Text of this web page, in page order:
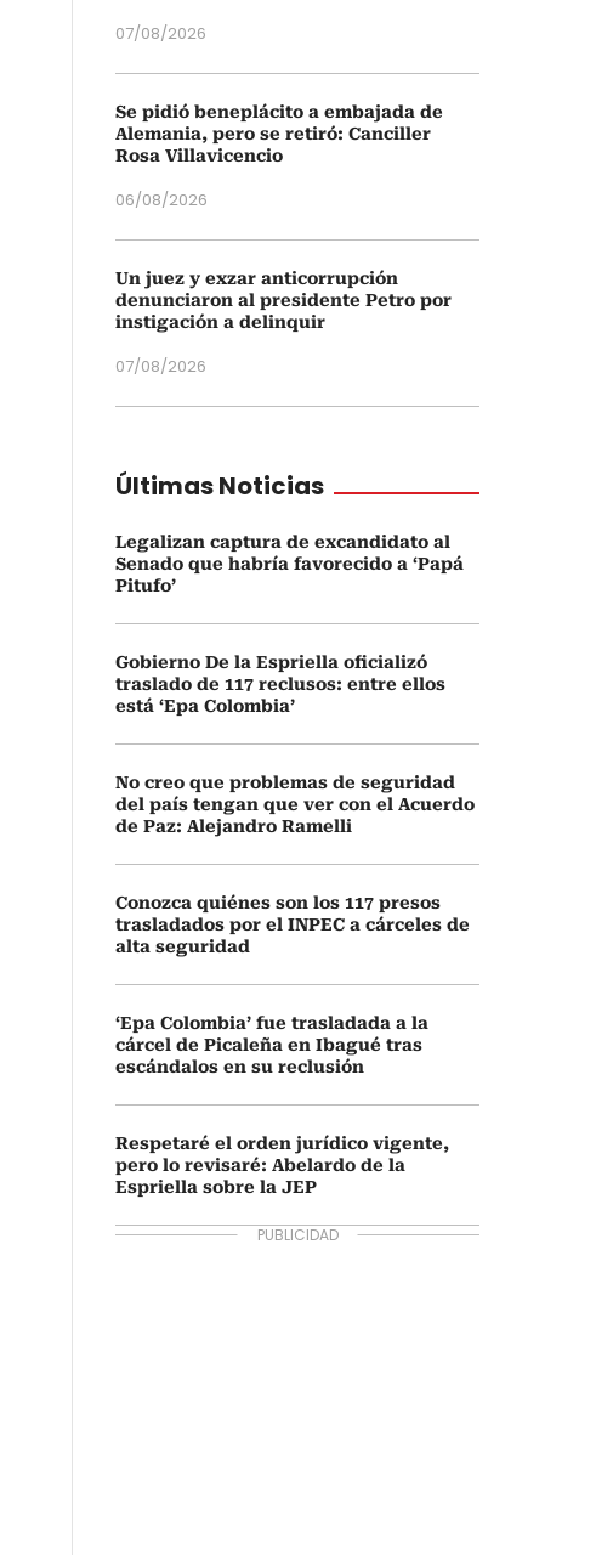
07/08/2026
Se pidió beneplácito a embajada de
Alemania, pero se retiró: Canciller
Rosa Villavicencio
06/08/2026
Un juez y exzar anticorrupción
denunciaron al presidente Petro por
instigación a delinquir
07/08/2026
Últimas Noticias
Legalizan captura de excandidato al
Senado que habría favorecido a ‘Papá
Pitufo’
Gobierno De la Espriella oficializó
traslado de 117 reclusos: entre ellos
está ‘Epa Colombia’
No creo que problemas de seguridad
del país tengan que ver con el Acuerdo
de Paz: Alejandro Ramelli
Conozca quiénes son los 117 presos
trasladados por el INPEC a cárceles de
alta seguridad
‘Epa Colombia’ fue trasladada a la
cárcel de Picaleña en Ibagué tras
escándalos en su reclusión
Respetaré el orden jurídico vigente,
pero lo revisaré: Abelardo de la
Espriella sobre la JEP